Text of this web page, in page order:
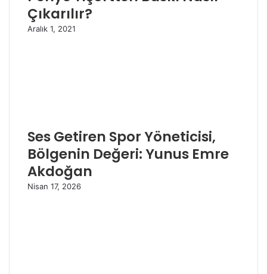
Çıkarılır?
Aralık 1, 2021
Ses Getiren Spor Yöneticisi,
Bölgenin Değeri: Yunus Emre
Akdoğan
Nisan 17, 2026